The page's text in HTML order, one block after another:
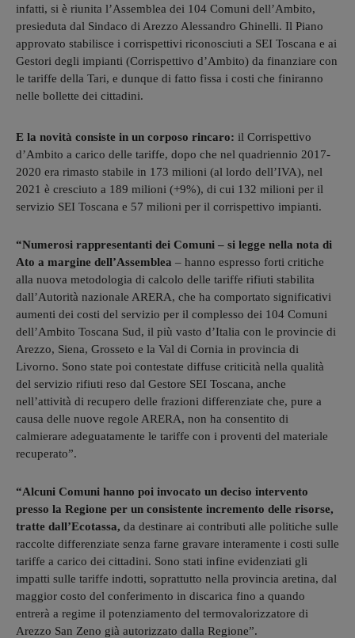
infatti, si è riunita l’Assemblea dei 104 Comuni dell’Ambito,
presieduta dal Sindaco di Arezzo Alessandro Ghinelli. Il Piano
approvato stabilisce i corrispettivi riconosciuti a SEI Toscana e ai
Gestori degli impianti (Corrispettivo d’Ambito) da finanziare con
le tariffe della Tari, e dunque di fatto fissa i costi che finiranno
nelle bollette dei cittadini.
E la novità consiste in un corposo rincaro: il Corrispettivo
d’Ambito a carico delle tariffe, dopo che nel quadriennio 2017-
2020 era rimasto stabile in 173 milioni (al lordo dell’IVA), nel
2021 è cresciuto a 189 milioni (+9%), di cui 132 milioni per il
servizio SEI Toscana e 57 milioni per il corrispettivo impianti.
“Numerosi rappresentanti dei Comuni – si legge nella nota di
Ato a margine dell’Assemblea – hanno espresso forti critiche
alla nuova metodologia di calcolo delle tariffe rifiuti stabilita
dall’Autorità nazionale ARERA, che ha comportato significativi
aumenti dei costi del servizio per il complesso dei 104 Comuni
dell’Ambito Toscana Sud, il più vasto d’Italia con le provincie di
Arezzo, Siena, Grosseto e la Val di Cornia in provincia di
Livorno. Sono state poi contestate diffuse criticità nella qualità
del servizio rifiuti reso dal Gestore SEI Toscana, anche
nell’attività di recupero delle frazioni differenziate che, pure a
causa delle nuove regole ARERA, non ha consentito di
calmierare adeguatamente le tariffe con i proventi del materiale
recuperato”.
“Alcuni Comuni hanno poi invocato un deciso intervento
presso la Regione per un consistente incremento delle risorse,
tratte dall’Ecotassa, da destinare ai contributi alle politiche sulle
raccolte differenziate senza farne gravare interamente i costi sulle
tariffe a carico dei cittadini. Sono stati infine evidenziati gli
impatti sulle tariffe indotti, soprattutto nella provincia aretina, dal
maggior costo del conferimento in discarica fino a quando
entrerà a regime il potenziamento del termovalorizzatore di
Arezzo San Zeno già autorizzato dalla Regione”.